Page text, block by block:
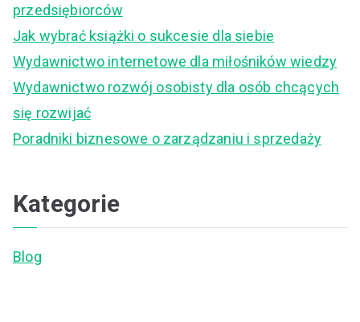
przedsiębiorców
Jak wybrać książki o sukcesie dla siebie
Wydawnictwo internetowe dla miłośników wiedzy
Wydawnictwo rozwój osobisty dla osób chcących
się rozwijać
Poradniki biznesowe o zarządzaniu i sprzedaży
Kategorie
Blog